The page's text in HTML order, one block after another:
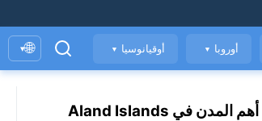
أوروبا ▼ أوقيانوسيا ▼
🌐
▾
أهم المدن في Aland Islands